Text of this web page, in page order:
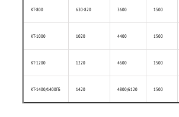
КТ-800 630-820 3600 1500
КТ-1000 1020 4400 1500
КТ-1200 1220 4600 1500
КТ-1400/1400ГБ 1420 4800/6120 1500